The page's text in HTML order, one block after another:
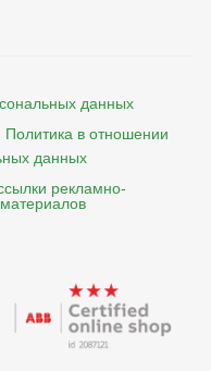
данных
Политика в отношении
данных
рекламно-
материалов